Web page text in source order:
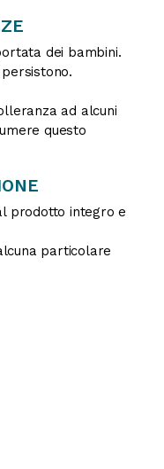
dei bambini.
ad alcuni
questo
prodotto integro e
particolare